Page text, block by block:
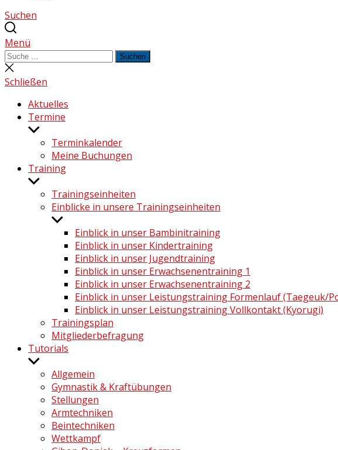
Suchen
Menü
Suchen
nach:
Suchen
Suche
schließen
Schließen
Aktuelles
Termine
Untermenü
anzeigenTerminkalender
Meine Buchungen
Training
Untermenü
anzeigenTrainingseinheiten
Einblicke in unsere Trainingseinheiten
Untermenü
anzeigenEinblick in unser Bambinitraining
Einblick in unser Kindertraining
Einblick in unser Jugendtraining
Einblick in unser Erwachsenentraining 1
Einblick in unser Erwachsenentraining 2
Einblick in unser Leistungstraining Formenlauf (Taegeuk/
Einblick in unser Leistungstraining Vollkontakt (Kyorugi)
Trainingsplan
Mitgliederbefragung
Tutorials
Untermenü
anzeigenAllgemein
Gymnastik & Kraftübungen
Stellungen
Armtechniken
Beintechniken
Wettkampf